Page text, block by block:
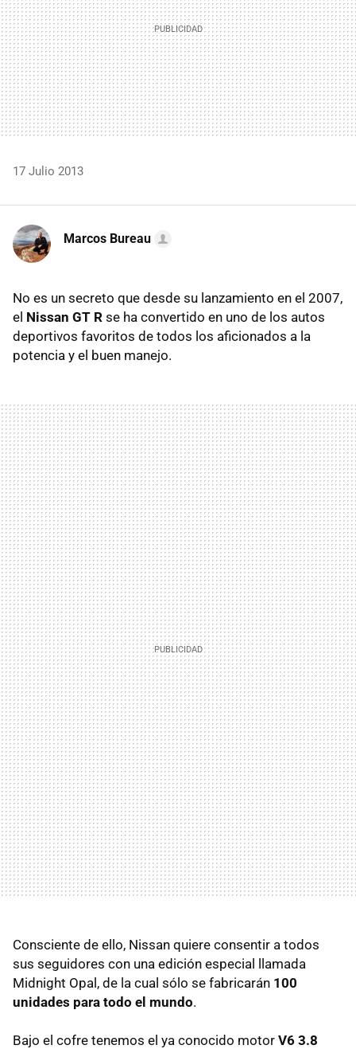
17 Julio 2013
Marcos Bureau
No es un secreto que desde su lanzamiento en el 2007,
el Nissan GT R se ha convertido en uno de los autos
deportivos favoritos de todos los aficionados a la
potencia y el buen manejo.
Consciente de ello, Nissan quiere consentir a todos
sus seguidores con una edición especial llamada
Midnight Opal, de la cual sólo se fabricarán 100
unidades para todo el mundo.
Bajo el cofre tenemos el ya conocido motor V6 3.8